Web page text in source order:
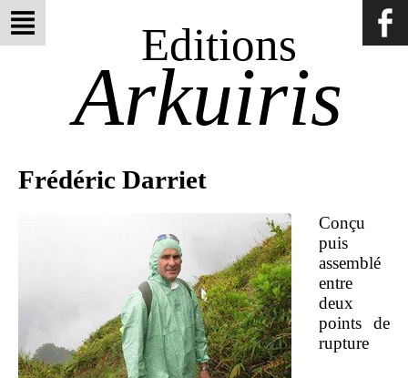
Editions
Arkuiris
Frédéric Darriet
Conçu
puis
assemblé
entre
deux
points de
rupture